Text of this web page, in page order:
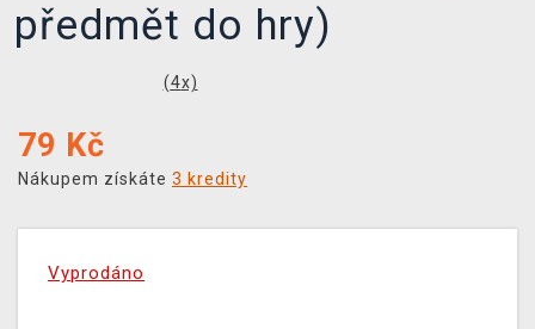
předmět do hry)
(4x)
79 Kč
Nákupem získáte 3 kredity
Vyprodáno